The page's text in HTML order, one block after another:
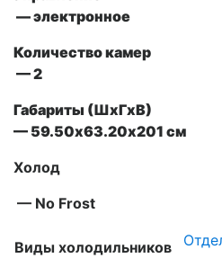
— электронное
Количество камер
— 2
Габариты (ШxГxВ)
— 59.50х63.20х201 см
Холод
— No Frost
Виды холодильников